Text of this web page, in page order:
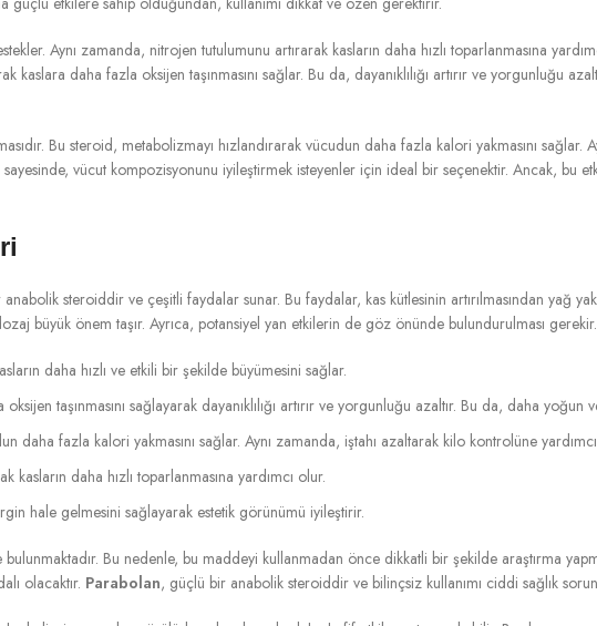
Aynı zamanda, nitrojen tutulumunu artırarak kasların daha hızlı toparlanmasına
kaslara daha fazla oksijen taşınmasını sağlar. Bu da, dayanıklılığı artırır ve yorgunluğu
Bu steroid, metabolizmayı hızlandırarak vücudun daha fazla kalori yakmasını
sayesinde, vücut kompozisyonunu iyileştirmek isteyenler için ideal bir seçenektir. Ancak,
steroiddir ve çeşitli faydalar sunar. Bu faydalar, kas kütlesinin artırılmasından yağ
büyük önem taşır. Ayrıca, potansiyel yan etkilerin de göz önünde bulundurulması
daha hızlı ve etkili bir şekilde büyümesini sağlar.
taşınmasını sağlayarak dayanıklılığı artırır ve yorgunluğu azaltır. Bu da, daha yoğun
daha fazla kalori yakmasını sağlar. Aynı zamanda, iştahı azaltarak kilo kontrolüne
daha hızlı toparlanmasına yardımcı olur.
hale gelmesini sağlayarak estetik görünümü iyileştirir.
bulunmaktadır. Bu nedenle, bu maddeyi kullanmadan önce dikkatli bir şekilde araştırma
olacaktır. Parabolan, güçlü bir anabolik steroiddir ve bilinçsiz kullanımı ciddi sağlık